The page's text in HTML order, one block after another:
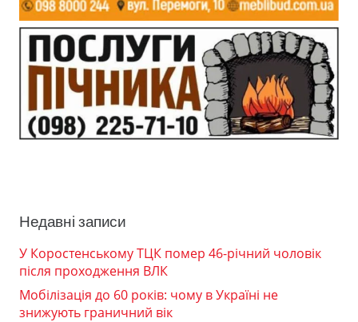
Недавні записи
У Коростенському ТЦК помер 46-річний чоловік
після проходження ВЛК
Мобілізація до 60 років: чому в Україні не
знижують граничний вік